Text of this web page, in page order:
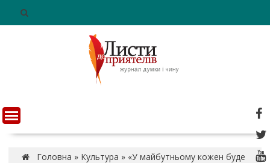
n
t
Головна » Культура » «У майбутньому кожен буде